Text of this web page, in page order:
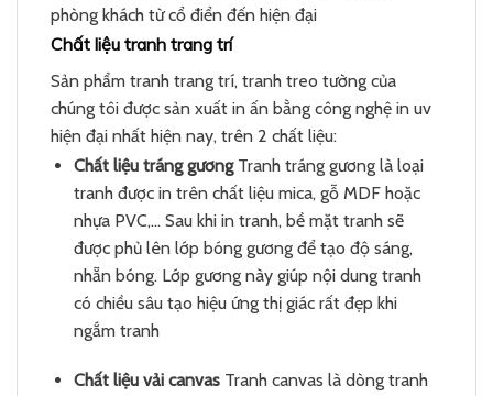
phòng khách từ cổ điển đến hiện đại
Chất liệu tranh trang trí
Sản phẩm tranh trang trí, tranh treo tường của
chúng tôi được sản xuất in ấn bằng công nghệ in uv
hiện đại nhất hiện nay, trên 2 chất liệu:
Chất liệu tráng gương Tranh tráng gương là loại
tranh được in trên chất liệu mica, gỗ MDF hoặc
nhựa PVC,… Sau khi in tranh, bề mặt tranh sẽ
được phủ lên lớp bóng gương để tạo độ sáng,
nhẵn bóng. Lớp gương này giúp nội dung tranh
có chiều sâu tạo hiệu ứng thị giác rất đẹp khi
ngắm tranh
Chất liệu vải canvas Tranh canvas là dòng tranh